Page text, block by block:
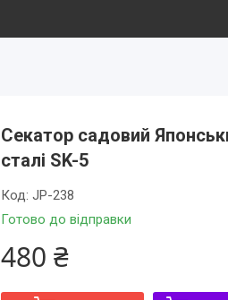
Секатор садовий
сталі SK-5
Готово до відправки
Код: JP-238
480 ₴